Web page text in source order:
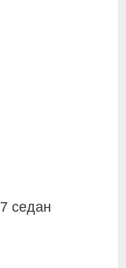
седан